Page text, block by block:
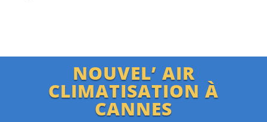
NOUVEL’ AIR
CLIMATISATION À
CANNES